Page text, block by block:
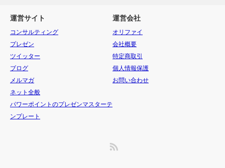
運営サイト
コンサルティング
プレゼン
ツイッター
ブログ
メルマガ
ネット全般
パワーポイントのプレゼンマスターテ
ンプレート
運営会社
オリファイ
会社概要
特定商取引
個人情報保護
お問い合わせ